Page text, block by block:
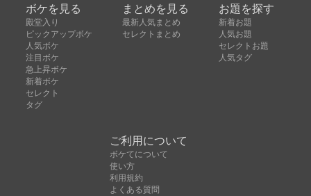
ボケを見る
殿堂入り
ピックアップボケ
人気ボケ
注目ボケ
急上昇ボケ
新着ボケ
セレクト
タグ
まとめを見る
最新人気まとめ
セレクトまとめ
お題を探す
新着お題
人気お題
セレクトお題
人気タグ
ご利用について
ボケてについて
使い方
利用規約
よくある質問